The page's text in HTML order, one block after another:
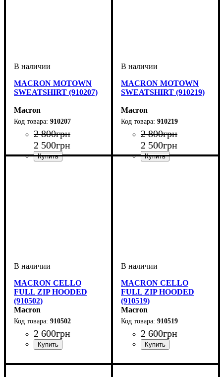
MACRON MOTOWN
SWEATSHIRT (910207)
Macron
910207
2 800грн
2 500грн
MACRON MOTOWN
SWEATSHIRT (910219)
Macron
910219
2 800грн
2 500грн
MACRON CELLO
FULL ZIP HOODED
(910502)
Macron
910502
2 600грн
MACRON CELLO
FULL ZIP HOODED
(910519)
Macron
910519
2 600грн